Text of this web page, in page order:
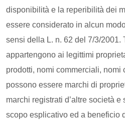
disponibilità e la reperibilità dei
essere considerato in alcun
sensi della L. n. 62 del 7/3/2001.
appartengono ai legittimi
prodotti, nomi commerciali, nomi
possono essere marchi di
marchi registrati d’altre società
scopo esplicativo ed a beneficio